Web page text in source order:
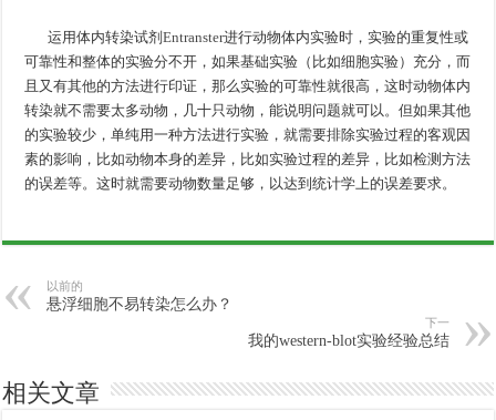
运用体内转染试剂Entranster进行动物体内实验时，实验的重复性或
可靠性和整体的实验分不开，如果基础实验（比如细胞实验）充分，而
且又有其他的方法进行印证，那么实验的可靠性就很高，这时动物体内
转染就不需要太多动物，几十只动物，能说明问题就可以。但如果其他
的实验较少，单纯用一种方法进行实验，就需要排除实验过程的客观因
素的影响，比如动物本身的差异，比如实验过程的差异，比如检测方法
的误差等。这时就需要动物数量足够，以达到统计学上的误差要求。
以前的
悬浮细胞不易转染怎么办？
下一
我的western-blot实验经验总结
相关文章